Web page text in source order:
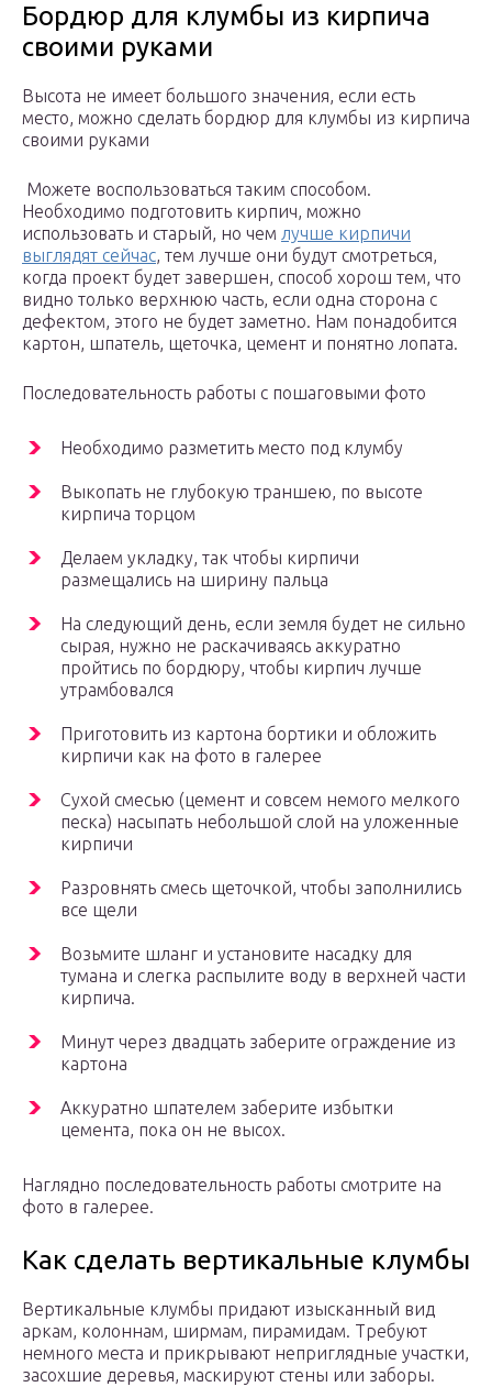
Бордюр для клумбы из кирпича
своими руками
Высота не имеет большого значения, если есть
место, можно сделать бордюр для клумбы из кирпича
своими руками
Можете воспользоваться таким способом.
Необходимо подготовить кирпич, можно
использовать и старый, но чем лучше кирпичи
выглядят сейчас, тем лучше они будут смотреться,
когда проект будет завершен, способ хорош тем, что
видно только верхнюю часть, если одна сторона с
дефектом, этого не будет заметно. Нам понадобится
картон, шпатель, щеточка, цемент и понятно лопата.
Последовательность работы с пошаговыми фото
Необходимо разметить место под клумбу
Выкопать не глубокую траншею, по высоте
кирпича торцом
Делаем укладку, так чтобы кирпичи
размещались на ширину пальца
На следующий день, если земля будет не сильно
сырая, нужно не раскачиваясь аккуратно
пройтись по бордюру, чтобы кирпич лучше
утрамбовался
Приготовить из картона бортики и обложить
кирпичи как на фото в галерее
Сухой смесью (цемент и совсем немого мелкого
песка) насыпать небольшой слой на уложенные
кирпичи
Разровнять смесь щеточкой, чтобы заполнились
все щели
Возьмите шланг и установите насадку для
тумана и слегка распылите воду в верхней части
кирпича.
Минут через двадцать заберите ограждение из
картона
Аккуратно шпателем заберите избытки
цемента, пока он не высох.
Наглядно последовательность работы смотрите на
фото в галерее.
Как сделать вертикальные клумбы
Вертикальные клумбы придают изысканный вид
аркам, колоннам, ширмам, пирамидам. Требуют
немного места и прикрывают неприглядные участки,
засохшие деревья, маскируют стены или заборы.